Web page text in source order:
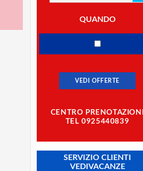
QUANDO
VEDI OFFERTE
CENTRO PRENOTAZIONI
TEL 0925440839
SERVIZIO CLIENTI
VEDIVACANZE